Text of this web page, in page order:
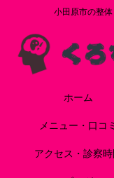
小田原市の整
ホーム
メニュー・口コミ
アクセス・診察時